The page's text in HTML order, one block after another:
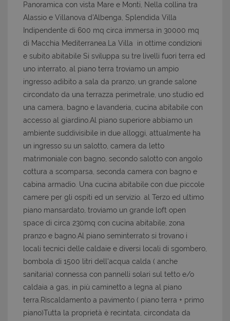
Panoramica con vista Mare e Monti, Nella collina tra
Alassio e Villanova d'Albenga, Splendida Villa
Indipendente di 600 mq circa immersa in 30000 mq
di Macchia Mediterranea.La Villa in ottime condizioni
e subito abitabile Si sviluppa su tre livelli fuori terra ed
uno interrato, al piano terra troviamo un ampio
ingresso adibito a sala da pranzo, un grande salone
circondato da una terrazza perimetrale, uno studio ed
una camera, bagno e lavanderia, cucina abitabile con
accesso al giardino.Al piano superiore abbiamo un
ambiente suddivisibile in due alloggi, attualmente ha
un ingresso su un salotto, camera da letto
matrimoniale con bagno, secondo salotto con angolo
cottura a scomparsa, seconda camera con bagno e
cabina armadio. Una cucina abitabile con due piccole
camere per gli ospiti ed un servizio. al Terzo ed ultimo
piano mansardato, troviamo un grande loft open
space di circa 230mq con cucina abitabile, zona
pranzo e bagno.Al piano seminterrato si trovano i
locali tecnici delle caldaie e diversi locali di sgombero,
bombola di 1500 litri dell'acqua calda ( anche
sanitaria) connessa con pannelli solari sul tetto e/o
caldaia a gas, in più caminetto a legna al piano
terra.Riscaldamento a pavimento ( piano terra + primo
piano)Tutta la proprietà è recintata, circondata da